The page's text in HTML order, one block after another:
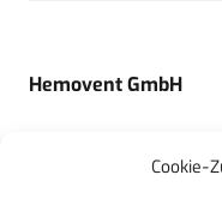
Cookie-
Hemovent GmbH